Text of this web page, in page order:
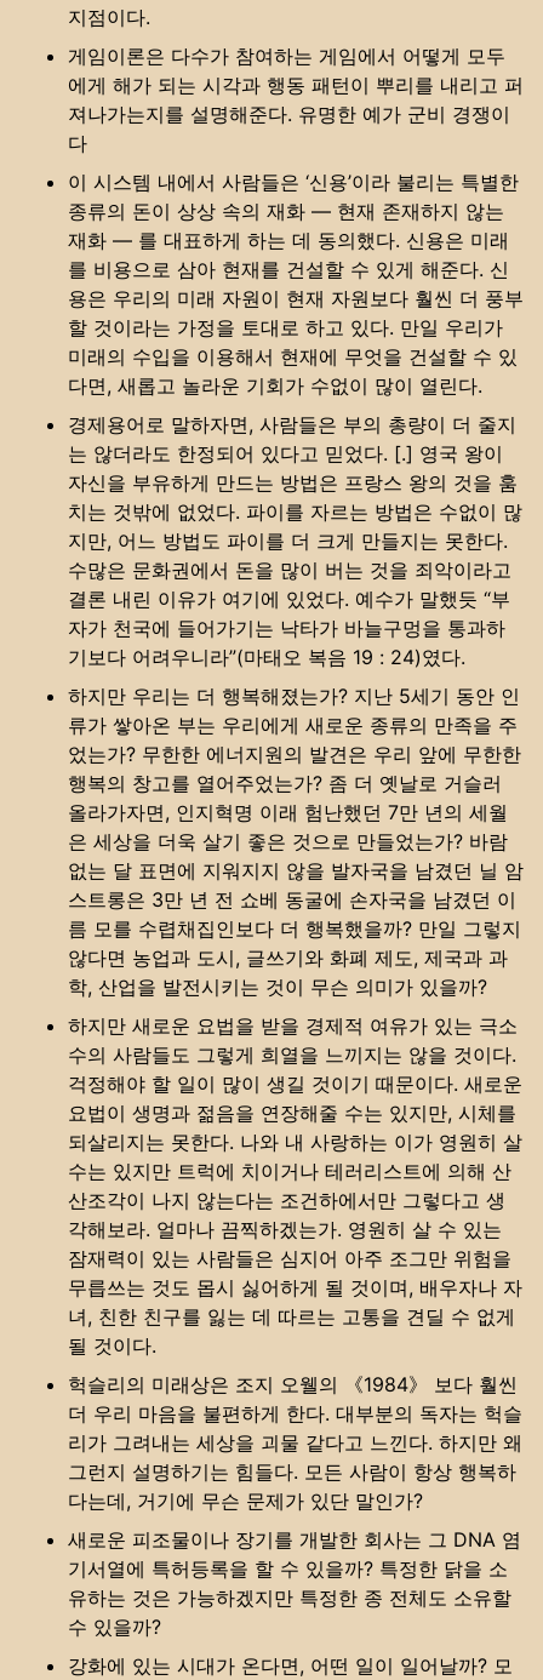
지점이다.
게임이론은 다수가 참여하는 게임에서 어떻게 모두
에게 해가 되는 시각과 행동 패턴이 뿌리를 내리고 퍼
져나가는지를 설명해준다. 유명한 예가 군비 경쟁이
다
이 시스템 내에서 사람들은 ‘신용’이라 불리는 특별한
종류의 돈이 상상 속의 재화 — 현재 존재하지 않는
재화 — 를 대표하게 하는 데 동의했다. 신용은 미래
를 비용으로 삼아 현재를 건설할 수 있게 해준다. 신
용은 우리의 미래 자원이 현재 자원보다 훨씬 더 풍부
할 것이라는 가정을 토대로 하고 있다. 만일 우리가
미래의 수입을 이용해서 현재에 무엇을 건설할 수 있
다면, 새롭고 놀라운 기회가 수없이 많이 열린다.
경제용어로 말하자면, 사람들은 부의 총량이 더 줄지
는 않더라도 한정되어 있다고 믿었다. [.] 영국 왕이
자신을 부유하게 만드는 방법은 프랑스 왕의 것을 훔
치는 것밖에 없었다. 파이를 자르는 방법은 수없이 많
지만, 어느 방법도 파이를 더 크게 만들지는 못한다.
수많은 문화권에서 돈을 많이 버는 것을 죄악이라고
결론 내린 이유가 여기에 있었다. 예수가 말했듯 “부
자가 천국에 들어가기는 낙타가 바늘구멍을 통과하
기보다 어려우니라”(마태오 복음 19 : 24)였다.
하지만 우리는 더 행복해졌는가? 지난 5세기 동안 인
류가 쌓아온 부는 우리에게 새로운 종류의 만족을 주
었는가? 무한한 에너지원의 발견은 우리 앞에 무한한
행복의 창고를 열어주었는가? 좀 더 옛날로 거슬러
올라가자면, 인지혁명 이래 험난했던 7만 년의 세월
은 세상을 더욱 살기 좋은 것으로 만들었는가? 바람
없는 달 표면에 지워지지 않을 발자국을 남겼던 닐 암
스트롱은 3만 년 전 쇼베 동굴에 손자국을 남겼던 이
름 모를 수렵채집인보다 더 행복했을까? 만일 그렇지
않다면 농업과 도시, 글쓰기와 화폐 제도, 제국과 과
학, 산업을 발전시키는 것이 무슨 의미가 있을까?
하지만 새로운 요법을 받을 경제적 여유가 있는 극소
수의 사람들도 그렇게 희열을 느끼지는 않을 것이다.
걱정해야 할 일이 많이 생길 것이기 때문이다. 새로운
요법이 생명과 젊음을 연장해줄 수는 있지만, 시체를
되살리지는 못한다. 나와 내 사랑하는 이가 영원히 살
수는 있지만 트럭에 치이거나 테러리스트에 의해 산
산조각이 나지 않는다는 조건하에서만 그렇다고 생
각해보라. 얼마나 끔찍하겠는가. 영원히 살 수 있는
잠재력이 있는 사람들은 심지어 아주 조그만 위험을
무릅쓰는 것도 몹시 싫어하게 될 것이며, 배우자나 자
녀, 친한 친구를 잃는 데 따르는 고통을 견딜 수 없게
될 것이다.
헉슬리의 미래상은 조지 오웰의 《1984》 보다 훨씬
더 우리 마음을 불편하게 한다. 대부분의 독자는 헉슬
리가 그려내는 세상을 괴물 같다고 느낀다. 하지만 왜
그런지 설명하기는 힘들다. 모든 사람이 항상 행복하
다는데, 거기에 무슨 문제가 있단 말인가?
새로운 피조물이나 장기를 개발한 회사는 그 DNA 염
기서열에 특허등록을 할 수 있을까? 특정한 닭을 소
유하는 것은 가능하겠지만 특정한 종 전체도 소유할
수 있을까?
강화에 있는 시대가 온다면, 어떤 일이 일어날까? 모